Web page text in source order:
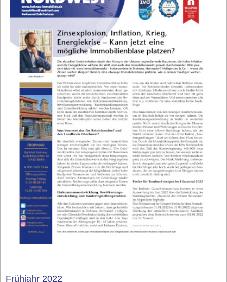
Frühjahr 2022